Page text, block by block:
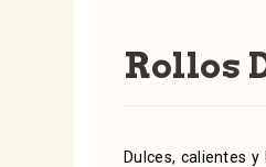
Rollos
Dulces, calientes